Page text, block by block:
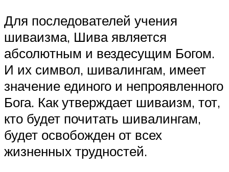
Для последователей учения
шиваизма, Шива является
абсолютным и вездесущим Богом.
И их символ, шивалингам, имеет
значение единого и непроявленного
Бога. Как утверждает шиваизм, тот,
кто будет почитать шивалингам,
будет освобожден от всех
жизненных трудностей.